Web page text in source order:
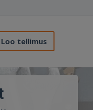
Loo tellimus